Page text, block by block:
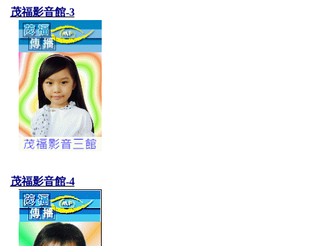
茂福影音館-3
茂福影音館-4